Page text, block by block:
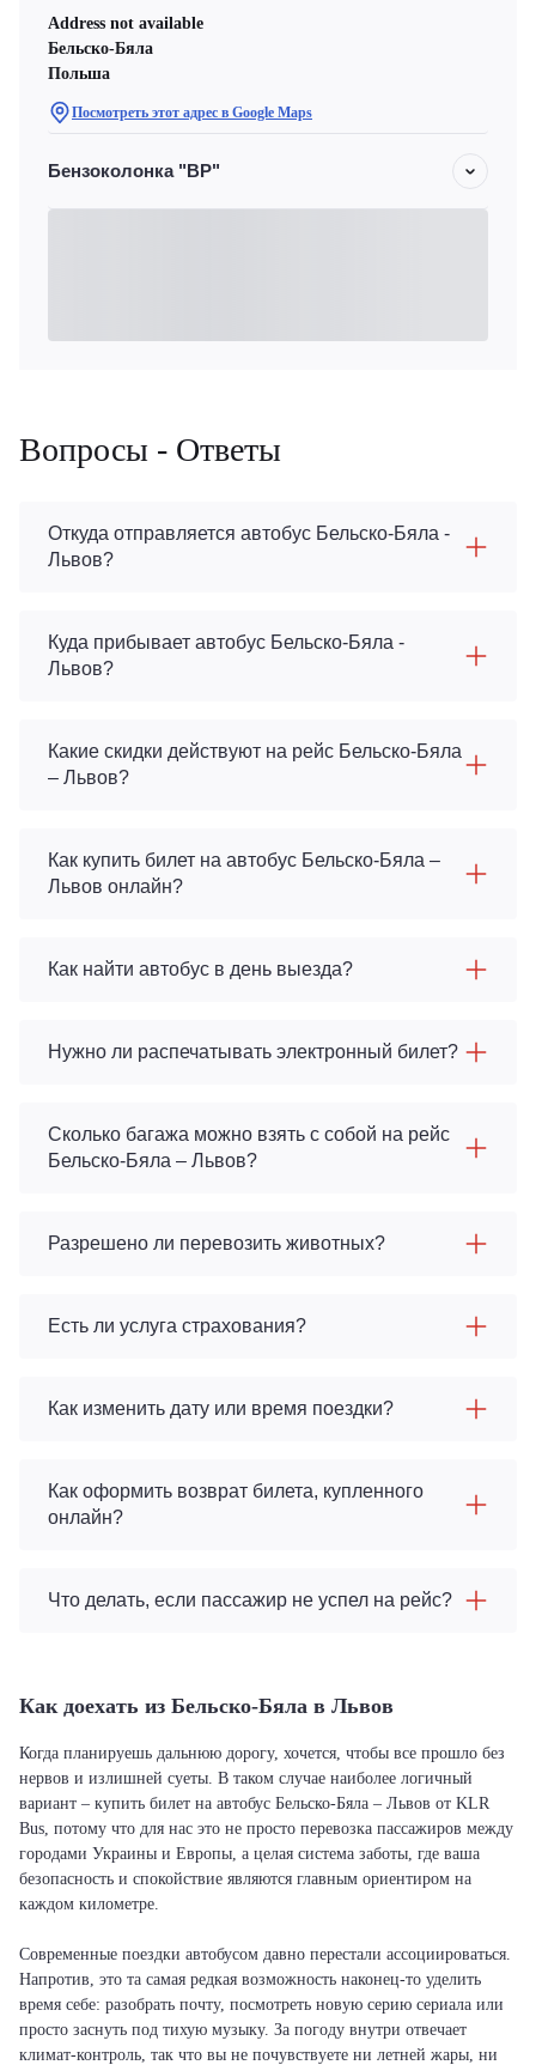
Address not available
Бельско-Бяла
Польша
Посмотреть этот адрес в Google Maps
Бензоколонка "BP"
Вопросы - Ответы
Откуда отправляется автобус Бельско-Бяла -
Львов?
Куда прибывает автобус Бельско-Бяла -
Львов?
Какие скидки действуют на рейс Бельско-Бяла
– Львов?
Как купить билет на автобус Бельско-Бяла –
Львов онлайн?
Как найти автобус в день выезда?
Нужно ли распечатывать электронный билет?
Сколько багажа можно взять с собой на рейс
Бельско-Бяла – Львов?
Разрешено ли перевозить животных?
Есть ли услуга страхования?
Как изменить дату или время поездки?
Как оформить возврат билета, купленного
онлайн?
Что делать, если пассажир не успел на рейс?
Как доехать из Бельско-Бяла в Львов
Когда планируешь дальнюю дорогу, хочется, чтобы все прошло без
нервов и излишней суеты. В таком случае наиболее логичный
вариант – купить билет на автобус Бельско-Бяла – Львов от KLR
Bus, потому что для нас это не просто перевозка пассажиров между
городами Украины и Европы, а целая система заботы, где ваша
безопасность и спокойствие являются главным ориентиром на
каждом километре.
Современные поездки автобусом давно перестали ассоциироваться.
Напротив, это та самая редкая возможность наконец-то уделить
время себе: разобрать почту, посмотреть новую серию сериала или
просто заснуть под тихую музыку. За погоду внутри отвечает
климат-контроль, так что вы не почувствуете ни летней жары, ни